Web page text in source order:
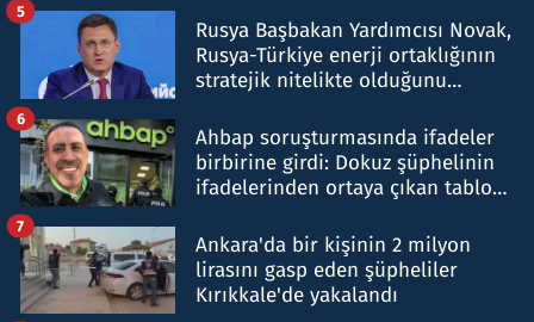
Rusya Başbakan Yardımcısı Novak,
Rusya-Türkiye enerji ortaklığının
stratejik nitelikte olduğunu
5
Ahbap soruşturmasında ifadeler
birbirine girdi: Dokuz şüphelinin
ifadelerinden ortaya çıkan tablo
6
Ankara'da bir kişinin 2 milyon
lirasını gasp eden şüpheliler
Kırıkkale'de yakalandı
7